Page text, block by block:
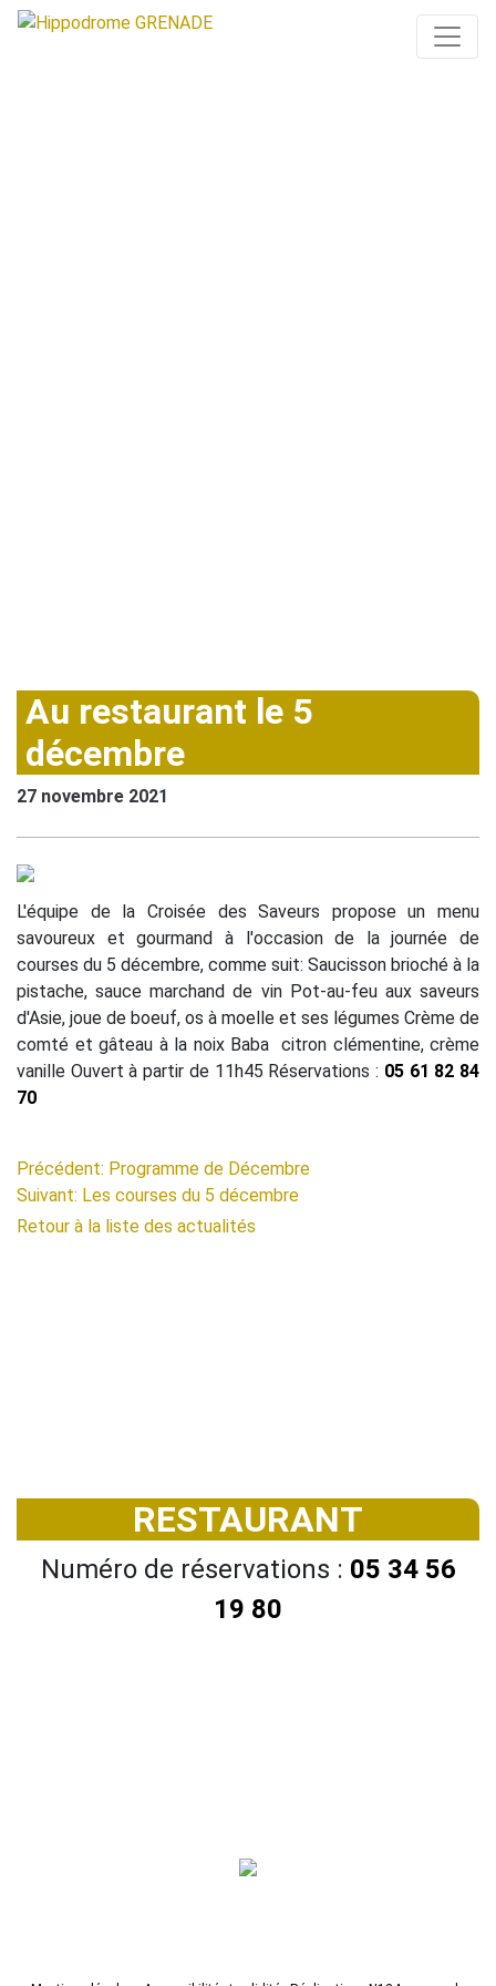
Au restaurant le 5
décembre
27 novembre 2021
L'équipe de la Croisée des Saveurs propose un menu
savoureux et gourmand à l'occasion de la journée de
courses du 5 décembre, comme suit: Saucisson brioché à la
pistache, sauce marchand de vin Pot-au-feu aux saveurs
d'Asie, joue de boeuf, os à moelle et ses légumes Crème de
comté et gâteau à la noix Baba citron clémentine, crème
vanille Ouvert à partir de 11h45 Réservations : 05 61 82 84
70
Précédent: Programme de Décembre
Suivant: Les courses du 5 décembre
Retour à la liste des actualités
RESTAURANT
Numéro de réservations : 05 34 56
19 80